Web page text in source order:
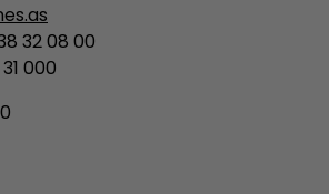
32 08 00
000